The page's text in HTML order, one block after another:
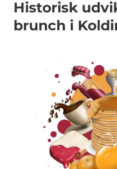
Historisk
brunch i